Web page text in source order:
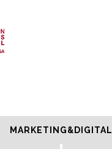
MARKETING&DIGITAL